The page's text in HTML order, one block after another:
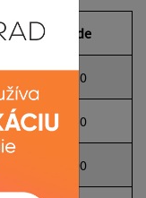
Čas poobede
13:00 - 15:30
13:00 - 15:30
13:00 - 17:00